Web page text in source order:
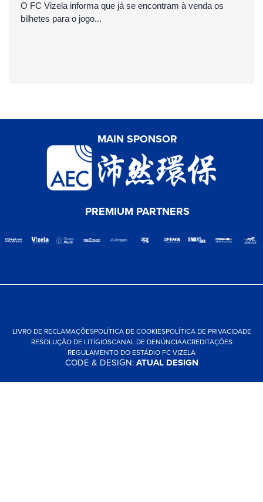
O FC Vizela informa que já se encontram à venda os
bilhetes para o jogo...
MAIN SPONSOR
PREMIUM PARTNERS
LIVRO DE RECLAMAÇÕESPOLÍTICA DE COOKIESPOLÍTICA DE PRIVACIDADE
RESOLUÇÃO DE LITÍGIOSCANAL DE DENÚNCIAACREDITAÇÕES
REGULAMENTO DO ESTÁDIO FC VIZELA
CODE & DESIGN:ATUAL DESIGN